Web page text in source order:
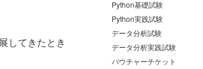
してきたとき
Python基礎試験
Python実践試験
データ分析試験
データ分析実践試験
バウチャーチケット